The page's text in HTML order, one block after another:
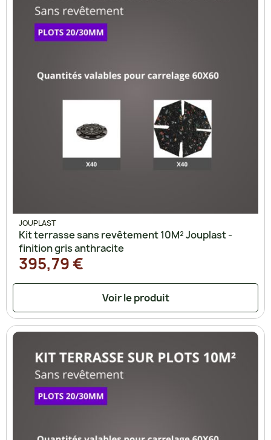
JOUPLAST
Kit terrasse sans revêtement 10M² Jouplast -
finition gris anthracite
395,79 €
Voir le produit